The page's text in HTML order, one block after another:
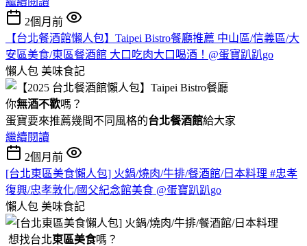
2個月前
【台北餐酒館懶人包】Taipei Bistro餐廳推薦 中山區/信義區/大
安區美食/東區餐酒館 大口吃肉大口喝酒！@蛋寶趴趴go
懶人包 美味食記
你無酒不歡嗎？
蛋寶要來推薦幾間不同風格的台北餐酒館給大家
繼續閱讀
2個月前
[台北東區美食懶人包] 火鍋/燒肉/牛排/餐酒館/日本料理 #忠孝
復興/忠孝敦化/國父紀念館美食 @蛋寶趴趴go
懶人包 美味食記
想找台北東區美食嗎？